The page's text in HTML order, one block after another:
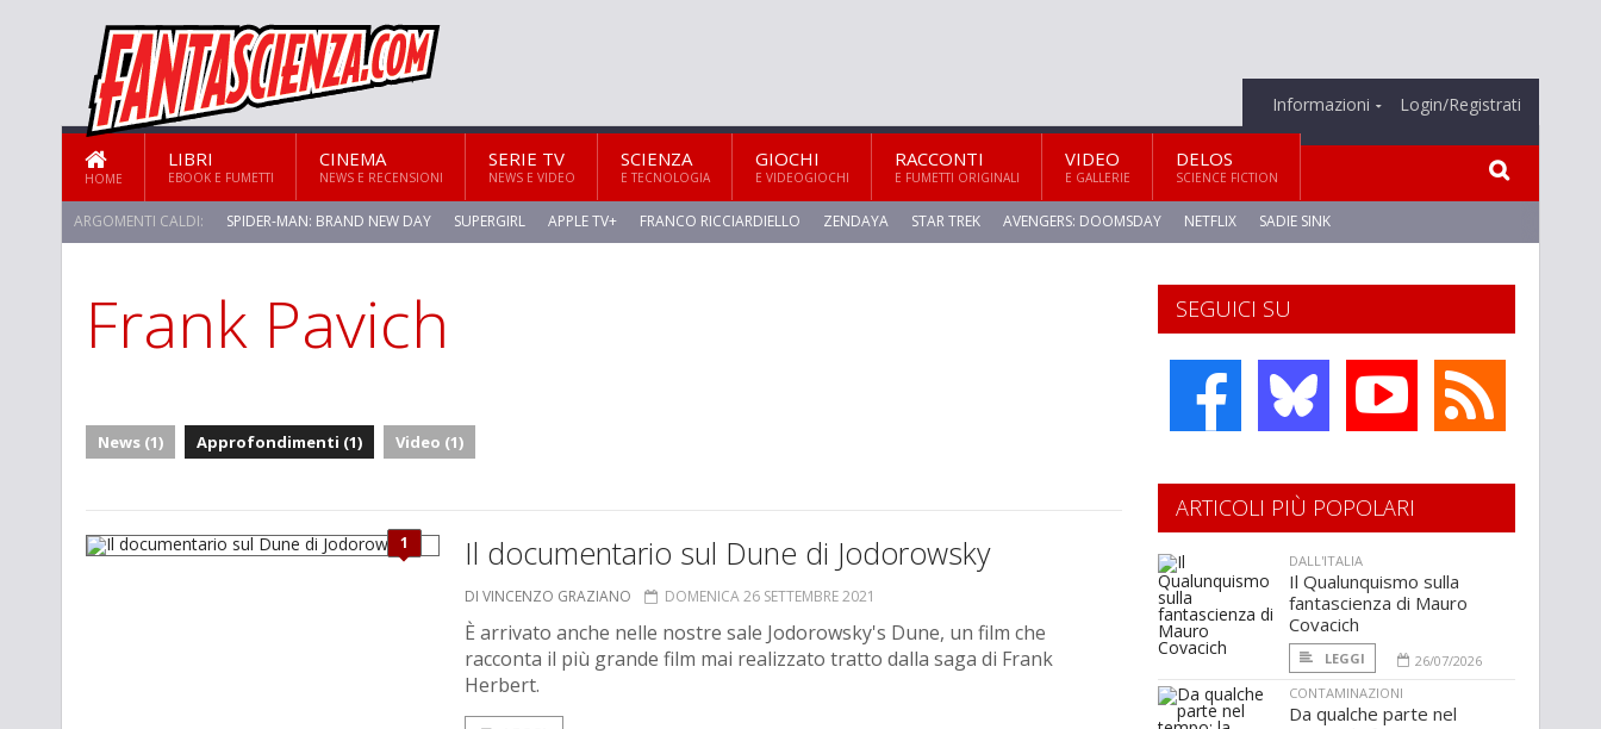
Informazioni Login/Registrati
HOME
LIBRI
EBOOK E FUMETTI
CINEMA
NEWS E RECENSIONI
SERIE TV
NEWS E VIDEO
SCIENZA
E TECNOLOGIA
GIOCHI
E VIDEOGIOCHI
RACCONTI
E FUMETTI ORIGINALI
VIDEO
E GALLERIE
DELOS
SCIENCE FICTION
ARGOMENTI CALDI: SPIDER-MAN: BRAND NEW DAY SUPERGIRL APPLE TV+ FRANCO RICCIARDIELLO ZENDAYA STAR TREK AVENGERS: DOOMSDAY NETFLIX SADIE SINK
STAR TREK: STRANGE NEW WORLDS
Frank Pavich
News (1) Approfondimenti (1) Video (1)
1 Il documentario sul Dune di Jodorowsky
DI VINCENZO GRAZIANO DOMENICA 26 SETTEMBRE 2021
È arrivato anche nelle nostre sale Jodorowsky's Dune, un film che
racconta il più grande film mai realizzato tratto dalla saga di Frank
Herbert.
SEGUICI SU
ARTICOLI PIÙ POPOLARI
DALL'ITALIA
Il Qualunquismo sulla
fantascienza di Mauro
Covacich
LEGGI
26/07/2026
CONTAMINAZIONI
Da qualche parte nel